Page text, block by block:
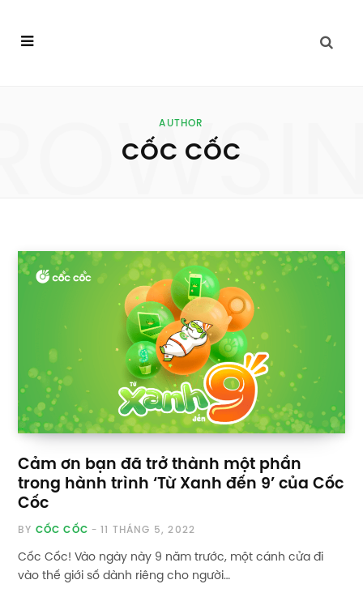
AUTHOR
CỐC CỐC
Cảm ơn bạn đã trở thành một phần
trong hành trình ‘Từ Xanh đến 9’ của Cốc
Cốc
BY CỐC CỐC 11 THÁNG 5, 2022
Cốc Cốc! Vào ngày này 9 năm trước, một cánh cửa đi
vào thế giới số dành riêng cho người…